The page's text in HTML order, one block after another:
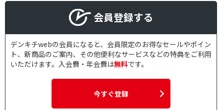
会員登録する
デンキチwebの会員になると、会員限定のお得なセールやポイン
ト、新商品のご案内、その他便利なサービスなどの特典をご利用
いただけます。入会費・年会費は無料です。
今すぐ登録